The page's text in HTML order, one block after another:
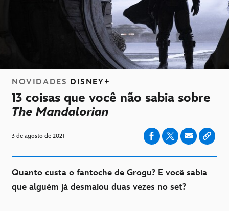
NOVIDADES DISNEY+
13 coisas que você não sabia sobre
The Mandalorian
3 de agosto de 2021
Quanto custa o fantoche de Grogu? E você sabia
que alguém já desmaiou duas vezes no set?